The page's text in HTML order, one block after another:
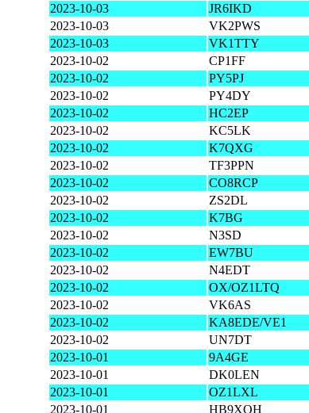
2023-10-03
JR6IKD
2023-10-03
VK2PWS
2023-10-03
VK1TTY
2023-10-02
CP1FF
2023-10-02
PY5PJ
2023-10-02
PY4DY
2023-10-02
HC2EP
2023-10-02
KC5LK
2023-10-02
K7QXG
2023-10-02
TF3PPN
2023-10-02
CO8RCP
2023-10-02
ZS2DL
2023-10-02
K7BG
2023-10-02
N3SD
2023-10-02
EW7BU
2023-10-02
N4EDT
2023-10-02
OX/OZ1LTQ
2023-10-02
VK6AS
2023-10-02
KA8EDE/VE1
2023-10-02
UN7DT
2023-10-01
9A4GE
2023-10-01
DK0LEN
2023-10-01
OZ1LXL
2023-10-01
HB9XQH